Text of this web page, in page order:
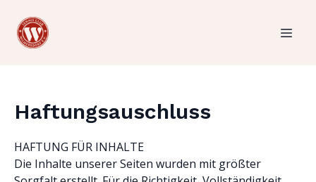
Haftungsauschluss
HAFTUNG FÜR INHALTE
Die Inhalte unserer Seiten wurden mit größter